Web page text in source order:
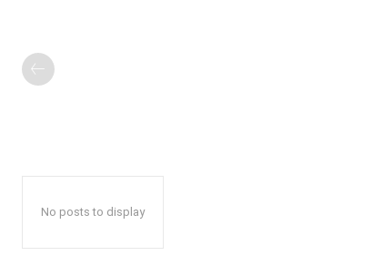
No posts to display